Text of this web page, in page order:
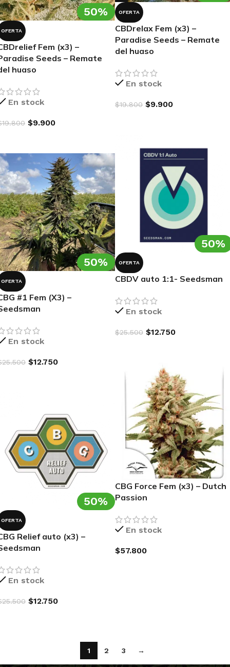
OFERTA
CBDrelax Fem (x3) –
Paradise Seeds – Remate
del huaso
En stock
$19.800 $9.900
50%
OFERTA
Fem (x3) –
Seeds – Remate
huaso
En stock
19.800 $9.900
50%
OFERTA
CBDV auto 1:1- Seedsman
En stock
$25.500 $12.750
50%
OFERTA
#1 Fem (X3) –
En stock
25.500 $12.750
CBG Force Fem (x3) – Dutch
Passion
En stock
$57.800
50%
OFERTA
Relief auto (x3) –
En stock
25.500 $12.750
1 2 3 →